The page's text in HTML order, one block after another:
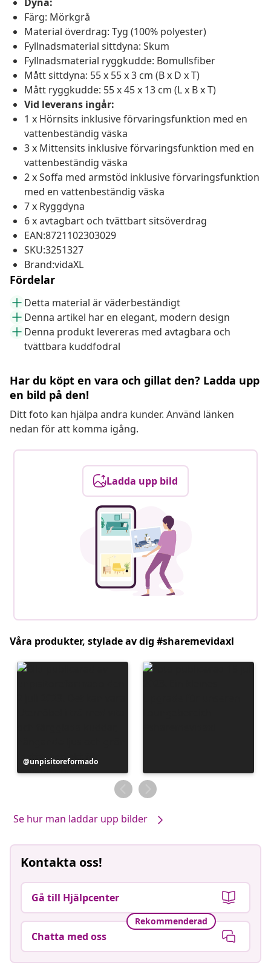
Färg: Mörkgrå
Material överdrag: Tyg (100% polyester)
Fyllnadsmaterial sittdyna: Skum
Fyllnadsmaterial ryggkudde: Bomullsfiber
Mått sittdyna: 55 x 55 x 3 cm (B x D x T)
Mått ryggkudde: 55 x 45 x 13 cm (L x B x T)
Vid leverans ingår:
1 x Hörnsits inklusive förvaringsfunktion med en
vattenbeständig väska
3 x Mittensits inklusive förvaringsfunktion med en
vattenbeständig väska
2 x Soffa med armstöd inklusive förvaringsfunktion
med en vattenbeständig väska
7 x Ryggdyna
6 x avtagbart och tvättbart sitsöverdrag
EAN:8721102303029
SKU:3251327
Brand:vidaXL
Fördelar
Detta material är väderbeständigt
Denna artikel har en elegant, modern design
Denna produkt levereras med avtagbara och
tvättbara kuddfodral
Har du köpt en vara och gillat den? Ladda upp
en bild på den!
Ditt foto kan hjälpa andra kunder. Använd länken
nedan för att komma igång.
Ladda upp bild
Våra produkter, stylade av dig #sharemevidaxl
Inlägg
publicerat
unpisitoreformado
Se hur man laddar upp bilder
Kontakta oss!
Gå till Hjälpcenter
Rekommenderad
Chatta med oss